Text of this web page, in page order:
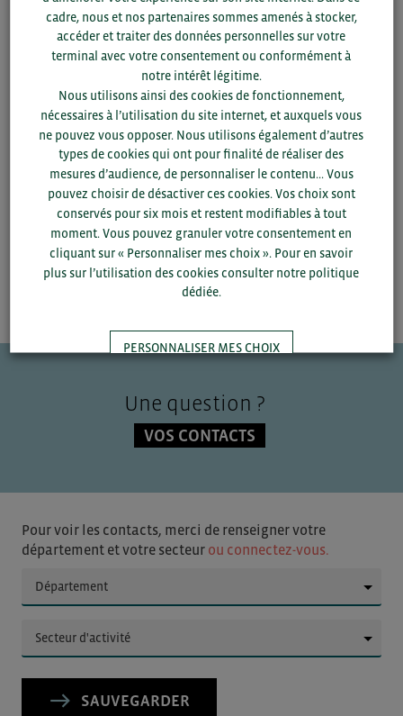
Pour plus d’information, contactez :
Christine MARTINAIS
Chargée de projets réunions d’information
Tél. 02 99 25 04 28
c.martinais@bretagnecommerceinternational.com
Cindy LE GUERN
Conseillère International – Technique & Réglementaire
Tel. 07 88 19 65 10
c.leguern@bretagnecommerceinternational.com
Une question ?
VOS CONTACTS
Pour voir les contacts, merci de renseigner votre
département et votre secteur ou connectez-vous.
SAUVEGARDER
cadre, nous et nos partenaires sommes amenés à stocker,
accéder et traiter des données personnelles sur votre
terminal avec votre consentement ou conformément à
notre intérêt légitime.
Nous utilisons ainsi des cookies de fonctionnement,
nécessaires à l’utilisation du site internet, et auxquels vous
ne pouvez vous opposer. Nous utilisons également d’autres
types de cookies qui ont pour finalité de réaliser des
mesures d’audience, de personnaliser le contenu... Vous
pouvez choisir de désactiver ces cookies. Vos choix sont
conservés pour six mois et restent modifiables à tout
moment. Vous pouvez granuler votre consentement en
cliquant sur « Personnaliser mes choix ». Pour en savoir
plus sur l’utilisation des cookies consulter notre politique
dédiée.
PERSONNALISER MES CHOIX
TOUT ACCEPTER